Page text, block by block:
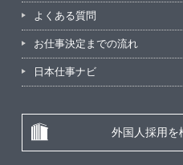
よくある質問
お仕事決定までの流れ
日本仕事ナビ
外国人採用を